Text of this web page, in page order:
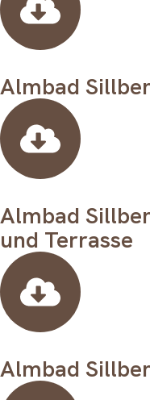
Almbad
Almbad
und Terrasse
Almbad